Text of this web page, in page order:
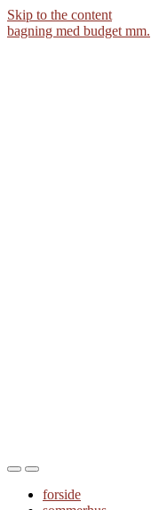
Skip to the content
bagning med budget mm.
Toggle
mobile
Toggle
the
search
forside